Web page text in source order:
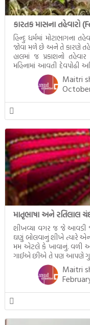
કારતક માસના તહેવારો
હિન્દુ ધર્મમાં મોટાભાગના
જોવા મળે છે અને તે કારણે
હાલમાં જ પ્રકાશનો
મહિનામાં આવતી દેવપોઢી
આવતી દેવ ઊઠી
દીક્ષાગ્રહણ, યજ્ઞ, ગૃહપ્રવેશ
Maitri
માતૃભાષા અને રતિલાલ
શીખવ્યા વગર જ જે આવડી
ઘણું બોલવાનું શીખે ત્યારે
મમ એટલે કે ખાવાનું. વળી
ગાઈએ છીએ તે પણ આપણે
આમ બાળકને […]
Maitri